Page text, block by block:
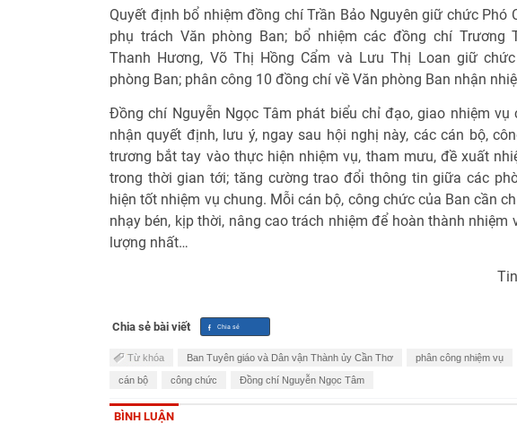
Quyết định bổ nhiệm đồng chí Trần Bảo Nguyên giữ chức Phó
phụ trách Văn phòng Ban; bổ nhiệm các đồng chí Trương
Thanh Hương, Võ Thị Hồng Cẩm và Lưu Thị Loan giữ
phòng Ban; phân công 10 đồng chí về Văn phòng Ban nhận
Đồng chí Nguyễn Ngọc Tâm phát biểu chỉ đạo, giao nhiệm vụ
nhận quyết định, lưu ý, ngay sau hội nghị này, các cán bộ,
trương bắt tay vào thực hiện nhiệm vụ, tham mưu, đề xuất
trong thời gian tới; tăng cường trao đổi thông tin giữa các
hiện tốt nhiệm vụ chung. Mỗi cán bộ, công chức của Ban cần
nhạy bén, kịp thời, nâng cao trách nhiệm để hoàn thành nhiệm
lượng nhất…
Chia sẻ bài viết
Từ khóa Ban Tuyên giáo và Dân vận Thành ủy Cần Thơ phân công nhiệm vụ
cán bộ công chức Đồng chí Nguyễn Ngọc Tâm
BÌNH LUẬN